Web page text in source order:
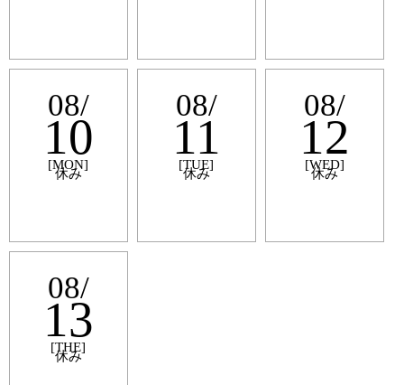
08/
10
[MON]
休み
08/
11
[TUE]
休み
08/
12
[WED]
休み
08/
13
[THE]
休み